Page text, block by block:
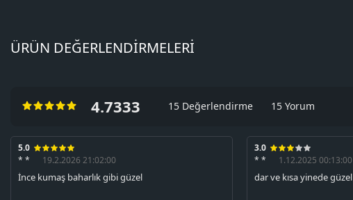
ÜRÜN DEĞERLENDIRMELERI
4.7333 15 Değerlendirme 15 Yorum
5.0
* *
19.2.2026 21:02:00
İnce kumaş baharlık gibi güzel
3.0
* *
1.12.2025 00:13:00
dar ve kısa yinede güzel